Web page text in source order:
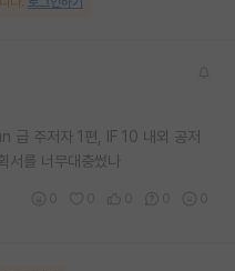
주저자 1편, IF 10 내외 공저
를 너무대충썼나